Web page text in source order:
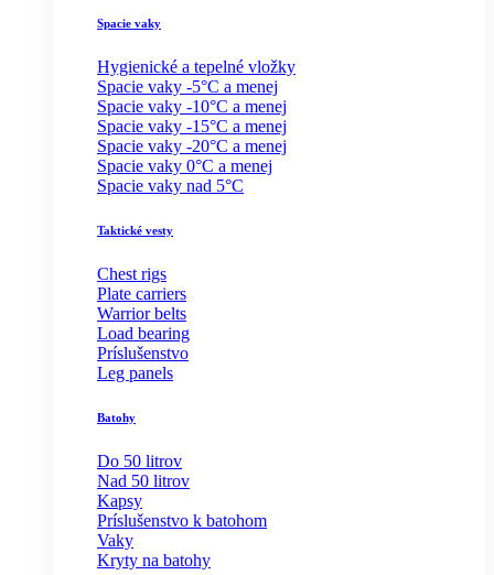
Spacie vaky
Hygienické a tepelné vložky
Spacie vaky -5°C a menej
Spacie vaky -10°C a menej
Spacie vaky -15°C a menej
Spacie vaky -20°C a menej
Spacie vaky 0°C a menej
Spacie vaky nad 5°C
Taktické vesty
Chest rigs
Plate carriers
Warrior belts
Load bearing
Príslušenstvo
Leg panels
Batohy
Do 50 litrov
Nad 50 litrov
Kapsy
Príslušenstvo k batohom
Vaky
Kryty na batohy